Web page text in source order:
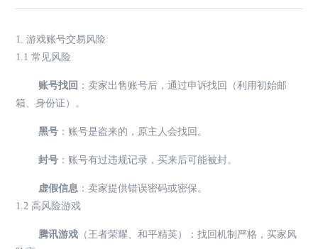
1. 游戏账号交易风险
1.1 常见风险
账号找回 ：卖家出售账号后，通过申诉找回（利用初始邮
箱、身份证）。
黑号 ：账号是盗来的，原主人会找回。
封号 ：账号有过违规记录，买来后可能被封。
虚假信息 ：卖家提供错误密码或密保。
1.2 高风险游戏
腾讯游戏 （王者荣耀、和平精英）：找回机制严格，买家风